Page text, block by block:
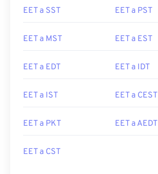
EET a SST EET a PST
EET a MST EET a EST
EET a EDT EET a IDT
EET a IST EET a CEST
EET a PKT EET a AEDT
EET a CST